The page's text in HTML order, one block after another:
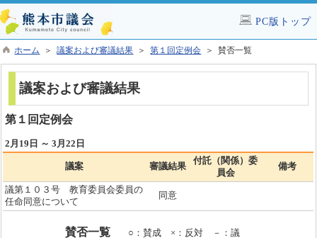
PC版トップ
ホーム ＞議案および審議結果 ＞第１回定例会 ＞ 賛否一覧
議案および審議結果
第１回定例会
2月19日 ～ 3月22日
議案 審議結果
付託（関係）委
員会
備考
議第１０３号 教育委員会委員の
任命同意について
同意
賛否一覧
○：賛成 ×：反対 －：議